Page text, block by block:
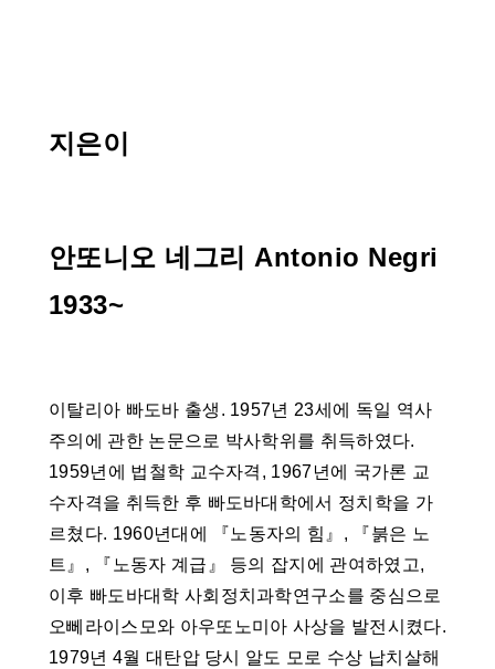
지은이
안또니오 네그리 Antonio Negri
1933~
이탈리아 빠도바 출생. 1957년 23세에 독일 역사
주의에 관한 논문으로 박사학위를 취득하였다.
1959년에 법철학 교수자격, 1967년에 국가론 교
수자격을 취득한 후 빠도바대학에서 정치학을 가
르쳤다. 1960년대에 『노동자의 힘』, 『붉은 노
트』, 『노동자 계급』 등의 잡지에 관여하였고,
이후 빠도바대학 사회정치과학연구소를 중심으로
오뻬라이스모와 아우또노미아 사상을 발전시켰다.
1979년 4월 대탄압 당시 알도 모로 수상 납치살해